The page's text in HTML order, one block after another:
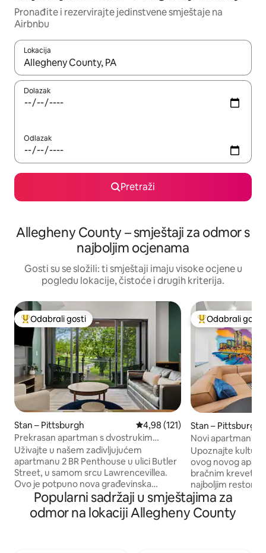
Pronađite i rezervirajte jedinstvene smještaje na
Airbnbu
Lokacija
Kada budu dostupni rezultati, moći ćete ih pregledati
Dolazak
Odlazak
Pretraži
Allegheny County – smještaji za odmor s
najboljim ocjenama
Gosti su se složili: ti smještaji imaju visoke ocjene u
pogledu lokacije, čistoće i drugih kriterija.
Među najviše rangiranima s oznakom „Odabrali gosti”
Odabrali gosti
Stan – Pittsburgh Prosječna ocjena: 4,98/5,
4,98 (121)
Prekrasan apartman s dvostrukim
bračnim krevetom i terasom na krovu
Uživajte u našem zadivljujućem
apartmanu 2 BR Penthouse u ulici Butler
Street, u samom srcu Lawrencevillea.
Ovo je potpuno nova građevinska
zgrada 2025. godine. Samo vas nekoliko
koraka dijeli od nekoliko lokalnih
trgovina, kafića i restorana u jednoj od
Među najviše
Odabrali gosti
Stan – Pittsburgh
Novi apartman u
bračnim
masažnom
Upoznajte
ovog novog
bračnim
najboljim
Pittsburghu, a na
od vas nalaze se
kazališta i još
Popularni sadržaji u smještajima za
odmor na lokaciji Allegheny County